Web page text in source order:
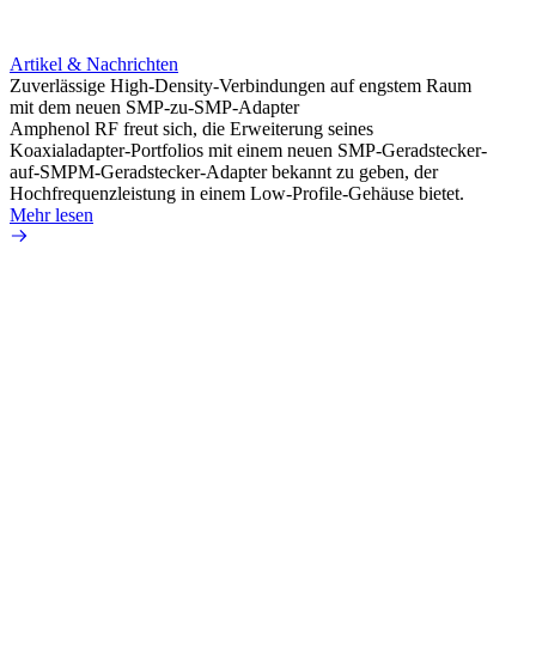
Artikel & Nachrichten
Zuverlässige High-Density-Verbindungen auf engstem Raum
mit dem neuen SMP-zu-SMP-Adapter
Amphenol RF freut sich, die Erweiterung seines
Koaxialadapter-Portfolios mit einem neuen SMP-Geradstecker-
auf-SMPM-Geradstecker-Adapter bekannt zu geben, der
Hochfrequenzleistung in einem Low-Profile-Gehäuse bietet.
Mehr lesen